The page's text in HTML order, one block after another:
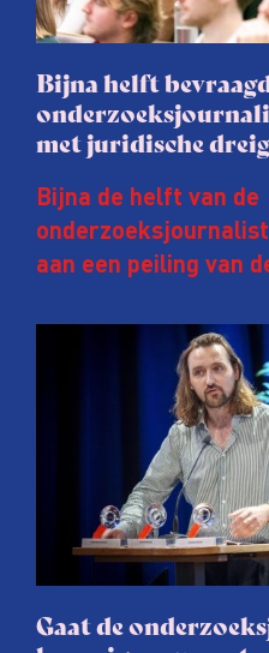
Bijna helft
met juridische
Bijna de helft van de
aan een peiling van
afgelopen twee jaar
juridische dreiging
procedure rond het
journalisten tijd, ook
soms worden
gaat de hele
Gaat de